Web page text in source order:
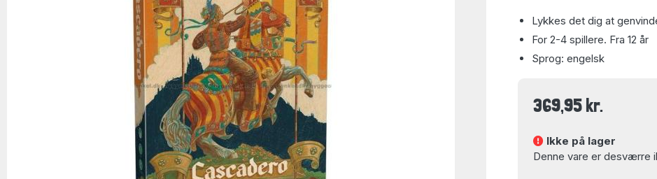
Lykkes det dig at
For 2-4 spillere. Fra 12 år
Sprog: engelsk
369,95 kr.
Ikke på lager
Denne vare er desværre